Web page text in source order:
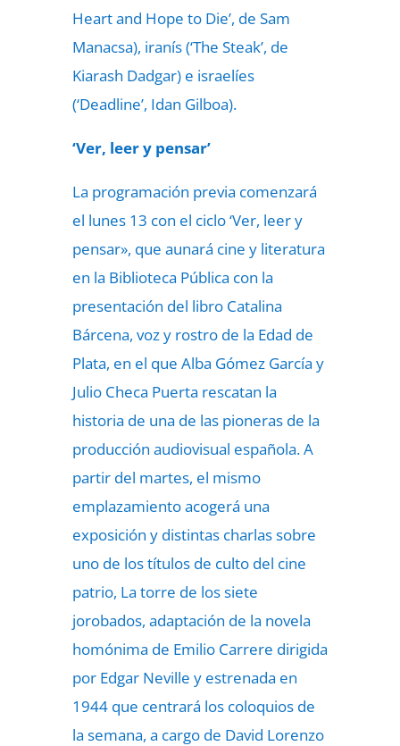
Heart and Hope to Die’, de Sam
Manacsa), iranís (‘The Steak’, de
Kiarash Dadgar) e israelíes
(‘Deadline’, Idan Gilboa).
‘Ver, leer y pensar’
La programación previa comenzará
el lunes 13 con el ciclo ‘Ver, leer y
pensar», que aunará cine y literatura
en la Biblioteca Pública con la
presentación del libro Catalina
Bárcena, voz y rostro de la Edad de
Plata, en el que Alba Gómez García y
Julio Checa Puerta rescatan la
historia de una de las pioneras de la
producción audiovisual española. A
partir del martes, el mismo
emplazamiento acogerá una
exposición y distintas charlas sobre
uno de los títulos de culto del cine
patrio, La torre de los siete
jorobados, adaptación de la novela
homónima de Emilio Carrere dirigida
por Edgar Neville y estrenada en
1944 que centrará los coloquios de
la semana, a cargo de David Lorenzo